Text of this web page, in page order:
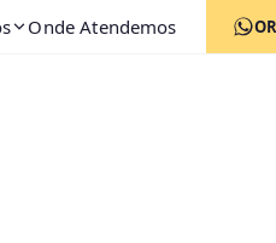
Onde Atendemos